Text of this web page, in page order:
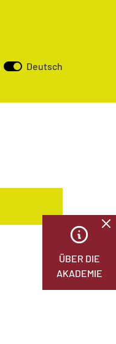
Deutsch
ÜBER DIE
AKADEMIE